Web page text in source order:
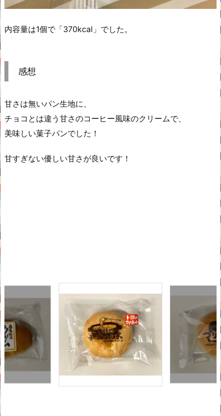
内容量は1個で「370kcal」でした。
感想
甘さは無いパン生地に、
チョコとは違う甘さのコーヒー風味のクリームで、
美味しい菓子パンでした！
甘すぎない優しい甘さが良いです！